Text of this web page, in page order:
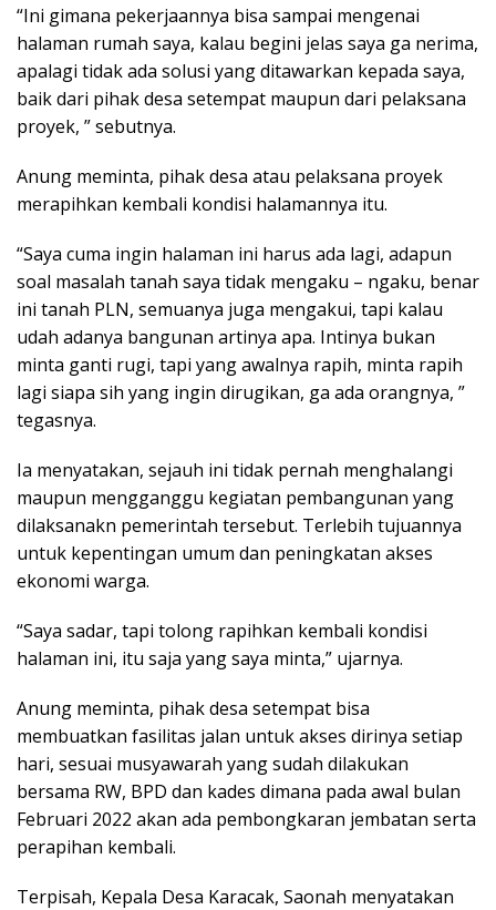
“Ini gimana pekerjaannya bisa sampai mengenai
halaman rumah saya, kalau begini jelas saya ga nerima,
apalagi tidak ada solusi yang ditawarkan kepada saya,
baik dari pihak desa setempat maupun dari pelaksana
proyek, ” sebutnya.
Anung meminta, pihak desa atau pelaksana proyek
merapihkan kembali kondisi halamannya itu.
“Saya cuma ingin halaman ini harus ada lagi, adapun
soal masalah tanah saya tidak mengaku – ngaku, benar
ini tanah PLN, semuanya juga mengakui, tapi kalau
udah adanya bangunan artinya apa. Intinya bukan
minta ganti rugi, tapi yang awalnya rapih, minta rapih
lagi siapa sih yang ingin dirugikan, ga ada orangnya, ”
tegasnya.
Ia menyatakan, sejauh ini tidak pernah menghalangi
maupun mengganggu kegiatan pembangunan yang
dilaksanakn pemerintah tersebut. Terlebih tujuannya
untuk kepentingan umum dan peningkatan akses
ekonomi warga.
“Saya sadar, tapi tolong rapihkan kembali kondisi
halaman ini, itu saja yang saya minta,” ujarnya.
Anung meminta, pihak desa setempat bisa
membuatkan fasilitas jalan untuk akses dirinya setiap
hari, sesuai musyawarah yang sudah dilakukan
bersama RW, BPD dan kades dimana pada awal bulan
Februari 2022 akan ada pembongkaran jembatan serta
perapihan kembali.
Terpisah, Kepala Desa Karacak, Saonah menyatakan